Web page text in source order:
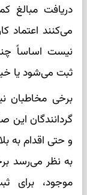
دریافت مبالغ
می‌کنند اعتماد
نیست اساساً
ثبت می‌شود یا
برخی مخاطبان
گردانندگان این
و حتی اقدام به
به نظر می‌رسد
موجود، برای